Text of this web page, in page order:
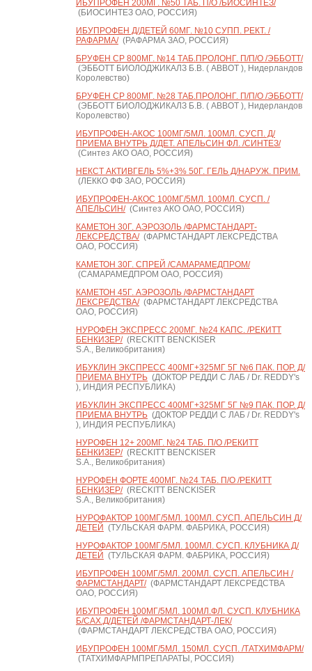
ИБУПРОФЕН 200МГ. №50 ТАБ. П/О /БИОСИНТЕЗ/
(БИОСИНТЕЗ ОАО, РОССИЯ)
ИБУПРОФЕН Д/ДЕТЕЙ 60МГ. №10 СУПП. РЕКТ. /
РАФАРМА/(РАФАРМА ЗАО, РОССИЯ)
БРУФЕН СР 800МГ. №14 ТАБ.ПРОЛОНГ. П/П/О /ЭББОТТ/
(ЭББОТТ БИОЛОДЖИКАЛЗ Б.В. ( ABBOT ), Нидерландов
Королевство)
БРУФЕН СР 800МГ. №28 ТАБ.ПРОЛОНГ. П/П/О /ЭББОТТ/
(ЭББОТТ БИОЛОДЖИКАЛЗ Б.В. ( ABBOT ), Нидерландов
Королевство)
ИБУПРОФЕН-АКОС 100МГ/5МЛ. 100МЛ. СУСП. Д/
ПРИЕМА ВНУТРЬ Д/ДЕТ. АПЕЛЬСИН ФЛ. /СИНТЕЗ/
(Синтез АКО ОАО, РОССИЯ)
НЕКСТ АКТИВГЕЛЬ 5%+3% 50Г. ГЕЛЬ Д/НАРУЖ. ПРИМ.
(ЛЕККО ФФ ЗАО, РОССИЯ)
ИБУПРОФЕН-АКОС 100МГ/5МЛ. 100МЛ. СУСП. /
АПЕЛЬСИН/(Синтез АКО ОАО, РОССИЯ)
КАМЕТОН 30Г. АЭРОЗОЛЬ /ФАРМСТАНДАРТ-
ЛЕКСРЕДСТВА/(ФАРМСТАНДАРТ ЛЕКСРЕДСТВА
ОАО, РОССИЯ)
КАМЕТОН 30Г. СПРЕЙ /САМАРАМЕДПРОМ/
(САМАРАМЕДПРОМ ОАО, РОССИЯ)
КАМЕТОН 45Г. АЭРОЗОЛЬ /ФАРМСТАНДАРТ
ЛЕКСРЕДСТВА/(ФАРМСТАНДАРТ ЛЕКСРЕДСТВА
ОАО, РОССИЯ)
НУРОФЕН ЭКСПРЕСС 200МГ. №24 КАПС. /РЕКИТТ
БЕНКИЗЕР/(RECKITT BENCKISER
S.A., Великобритания)
ИБУКЛИН ЭКСПРЕСС 400МГ+325МГ 5Г №6 ПАК. ПОР. Д/
ПРИЕМА ВНУТРЬ(ДОКТОР РЕДДИ С ЛАБ / Dr. REDDY's
), ИНДИЯ РЕСПУБЛИКА)
ИБУКЛИН ЭКСПРЕСС 400МГ+325МГ 5Г №9 ПАК. ПОР. Д/
ПРИЕМА ВНУТРЬ(ДОКТОР РЕДДИ С ЛАБ / Dr. REDDY's
), ИНДИЯ РЕСПУБЛИКА)
НУРОФЕН 12+ 200МГ. №24 ТАБ. П/О /РЕКИТТ
БЕНКИЗЕР/(RECKITT BENCKISER
S.A., Великобритания)
НУРОФЕН ФОРТЕ 400МГ. №24 ТАБ. П/О /РЕКИТТ
БЕНКИЗЕР/(RECKITT BENCKISER
S.A., Великобритания)
НУРОФАКТОР 100МГ/5МЛ. 100МЛ. СУСП. АПЕЛЬСИН Д/
ДЕТЕЙ (ТУЛЬСКАЯ ФАРМ. ФАБРИКА, РОССИЯ)
НУРОФАКТОР 100МГ/5МЛ. 100МЛ. СУСП. КЛУБНИКА Д/
ДЕТЕЙ (ТУЛЬСКАЯ ФАРМ. ФАБРИКА, РОССИЯ)
ИБУПРОФЕН 100МГ/5МЛ. 200МЛ. СУСП. АПЕЛЬСИН /
ФАРМСТАНДАРТ/(ФАРМСТАНДАРТ ЛЕКСРЕДСТВА
ОАО, РОССИЯ)
ИБУПРОФЕН 100МГ/5МЛ. 100МЛ.ФЛ. СУСП. КЛУБНИКА
Б/САХ.Д/ДЕТЕЙ /ФАРМСТАНДАРТ-ЛЕК/
(ФАРМСТАНДАРТ ЛЕКСРЕДСТВА ОАО, РОССИЯ)
ИБУПРОФЕН 100МГ/5МЛ. 150МЛ. СУСП. /ТАТХИМФАРМ/
(ТАТХИМФАРМПРЕПАРАТЫ, РОССИЯ)